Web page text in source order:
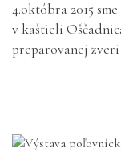
4.októbra 2015
v kaštieli
preparovanej